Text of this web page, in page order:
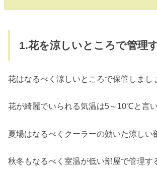
1.花を涼しいところで管理
花はなるべく涼しいところで保管しまし
花が綺麗でいられる気温は5～10℃と言い
夏場はなるべくクーラーの効いた涼しい
秋冬もなるべく室温が低い部屋で管理す